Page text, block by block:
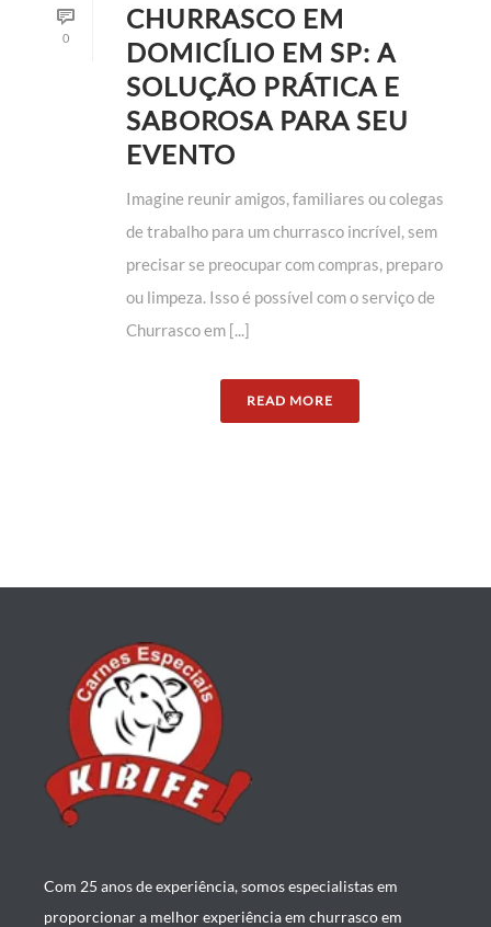
0
CHURRASCO EM
DOMICÍLIO EM SP: A
SOLUÇÃO PRÁTICA E
SABOROSA PARA SEU
EVENTO
Imagine reunir amigos, familiares ou colegas
de trabalho para um churrasco incrível, sem
precisar se preocupar com compras, preparo
ou limpeza. Isso é possível com o serviço de
Churrasco em [...]
READ MORE
Com 25 anos de experiência, somos especialistas em
proporcionar a melhor experiência em churrasco em